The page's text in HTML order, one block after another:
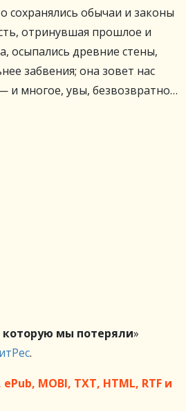
сохранялись обычаи и законы
отринувшая прошлое и
осыпались древние стены,
забвения; она зовет нас
и многое, увы, безвозвратно…
которую мы потеряли»
.
MOBI, TXT, HTML, RTF и